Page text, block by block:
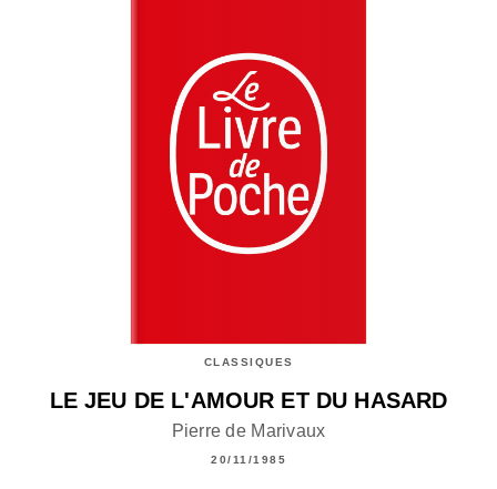
CLASSIQUES
LE JEU DE L'AMOUR ET DU HASARD
Pierre de Marivaux
20/11/1985